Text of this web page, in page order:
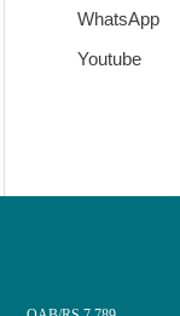
WhatsApp
Youtube